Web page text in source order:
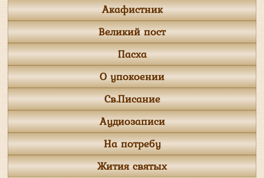
Акафистник
Великий пост
Пасха
О упокоении
Св.Писание
Аудиозаписи
На потребу
Жития святых